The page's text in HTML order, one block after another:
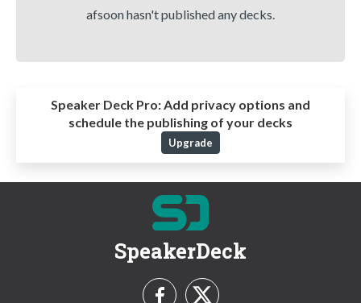
afsoon hasn't published any decks.
Speaker Deck Pro:Add privacy options and
schedule the publishing of your decks
Upgrade
SpeakerDeck